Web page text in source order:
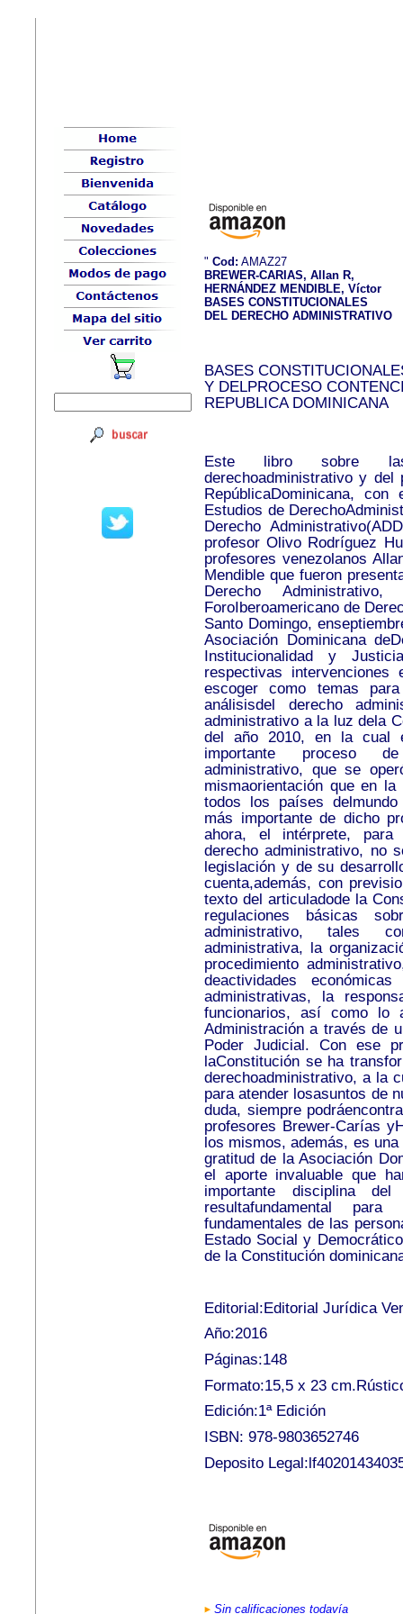
" Cod: AMAZ27
BREWER-CARIAS, Allan R,
HERNÁNDEZ MENDIBLE, Víctor
BASES CONSTITUCIONALES
DEL DERECHO ADMINISTRATIVO
BASES
Y DELPROCESO
REPUBLICA DOMINICANA
Este libro sobre
derechoadministrativo y del
RepúblicaDominicana,
Estudios de
Derecho
profesor Olivo Rodríguez
profesores venezolanos
Mendible que fueron
Derecho
ForoIberoamericano de
Santo Domingo,
Asociación Dominicana
Institucionalidad y
respectivas
escoger como temas
análisisdel derecho
administrativo a la luz dela
del año 2010, en la cual
importante proceso de
administrativo, que se
mismaorientación que en
todos los países
más importante de dicho
ahora, el intérprete, para
derecho administrativo, no
legislación y de su
cuenta,además, con
texto del articuladode la
regulaciones básicas
administrativo, tales
administrativa, la
procedimiento
deactividades
administrativas, la
funcionarios, así como lo
Administración a través de
Poder Judicial. Con ese
laConstitución se ha
derechoadministrativo, a la
para atender losasuntos de
duda, siempre
profesores Brewer-Carías
los mismos, además, es
gratitud de la Asociación
el aporte invaluable que
importante disciplina
resultafundamental
fundamentales de las
Estado Social y
de la Constitución
Editorial:Editorial Jurídica
Año:2016
Páginas:148
Formato:15,5 x 23
Edición:1ª Edición
ISBN: 978-9803652746
Deposito
Sin calificaciones todavía